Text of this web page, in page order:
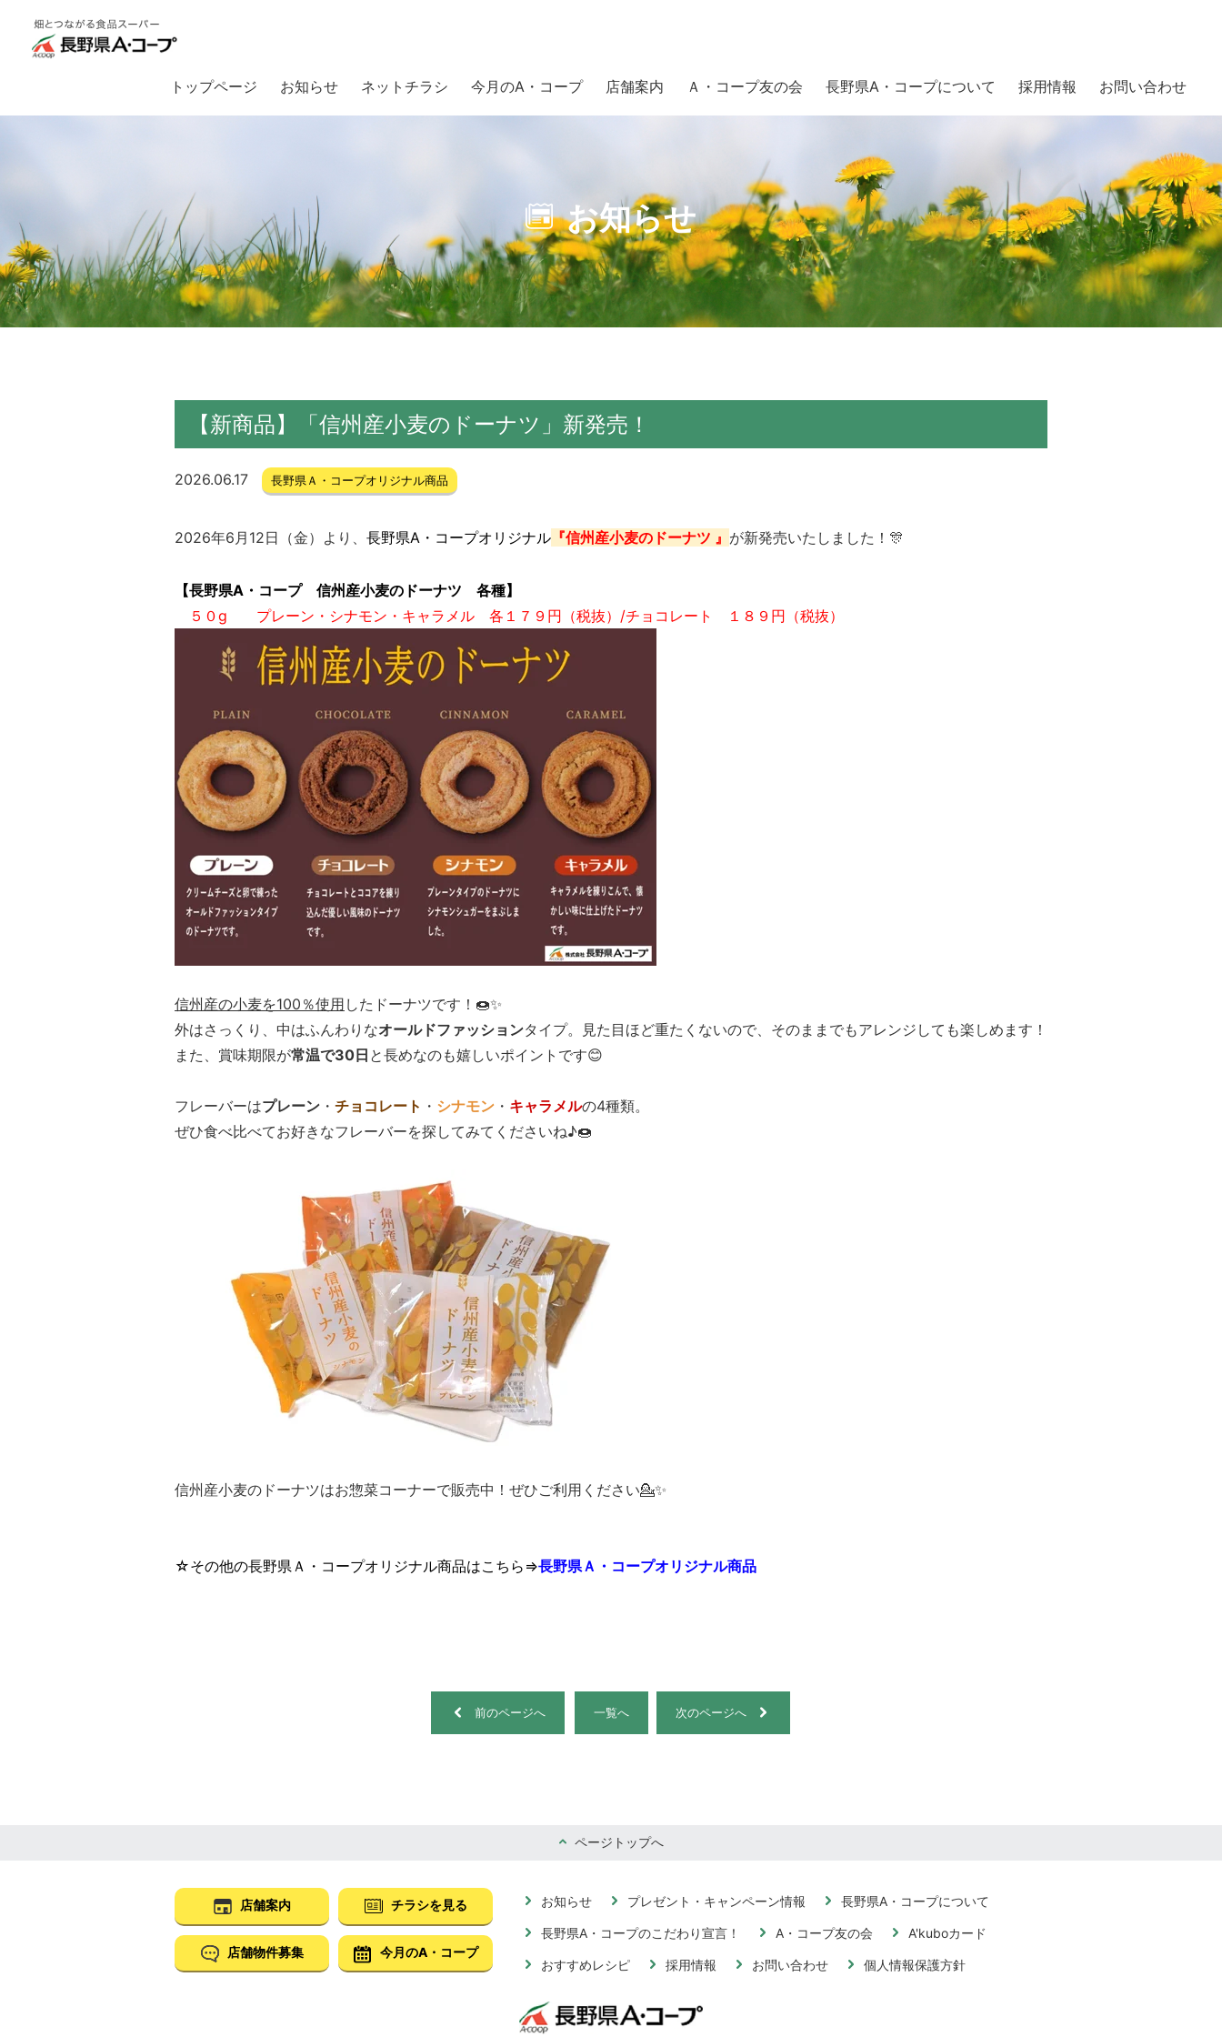
トップページ お知らせ ネットチラシ 今月のA・コープ 店舗案内 Ａ・コープ友の会 長野県A・コープについて 採用情報 お問い合わせ
【新商品】「信州産小麦のドーナツ」新発売！
お知らせ
【新商品】「信州産小麦のドーナツ」新発売！
2026.06.17 長野県Ａ・コープオリジナル商品
2026年6月12日（金）より、 長野県A・コープオリジナル 『信州産小麦のドーナツ 』 が新発売いたしました！🎊
【長野県A・コープ 信州産小麦のドーナツ 各種】
５０g プレーン・シナモン・キャラメル 各１７９円（税抜）/チョコレート １８９ 円（税抜）
信州産の小麦を100％使用 したドーナツです！🍩✨
外はさっくり、中はふんわりなオールドファッションタイプ。見た目ほど重たくないので、そのままでもアレンジしても楽しめます！
また、賞味期限が常温で30日 と長めなのも嬉しいポイントです😊
フレーバーはプレーン ・ チョコレート ・ シナモン ・ キャラメルの4種類。
ぜひ食べ比べてお好きなフレーバーを探してみてくださいね♪🍩
信州産小麦のドーナツはお惣菜コーナーで販売中！ぜひご利用ください💁✨
☆その他の長野県Ａ・コープオリジナル商品はこちら⇒長野県Ａ・コープオリジナル商品
前のページへ 一覧へ 次のページへ
ページトップへ
店舗案内 チラシを見る
店舗物件募集 今月のA・コープ
お知らせ プレゼント・キャンペーン情報 長野県A・コープについて
長野県A・コープのこだわり宣言！ A・コープ友の会 A'kuboカード
おすすめレシピ 採用情報 お問い合わせ 個人情報保護方針